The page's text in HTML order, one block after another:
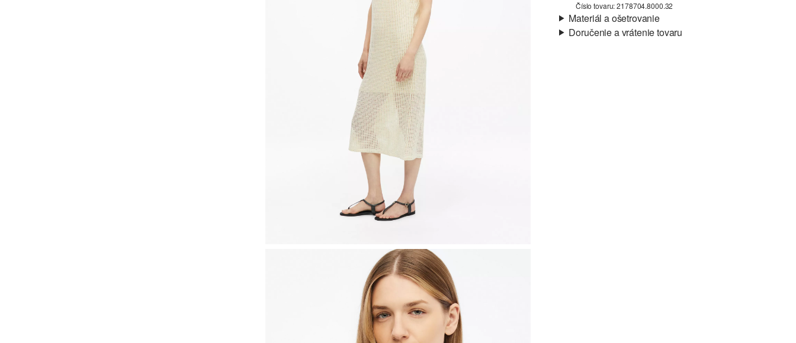
Číslo tovaru: 2178704.8000.32
Materiál a ošetrovanie
Doručenie a vrátenie tovaru